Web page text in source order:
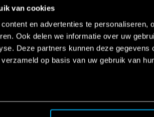
van cookies
en advertenties te personaliseren,
Ook delen we informatie over uw
Deze partners kunnen deze
op basis van uw gebruik van
NAAR
Vind het Finder product met